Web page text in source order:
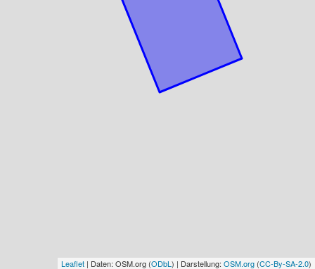
Leaflet | Daten: OSM.org (ODbL ) | Darstellung: OSM.org (CC-By-SA-2.0)